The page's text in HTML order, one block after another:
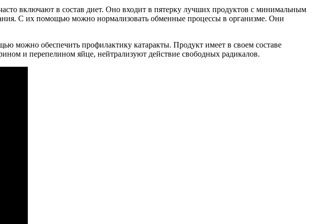
включают в состав диет. Оно входит в пятерку лучших продуктов с минимальным
С их помощью можно нормализовать обменные процессы в организме. Они
можно обеспечить профилактику катаракты. Продукт имеет в своем составе
и перепелином яйце, нейтрализуют действие свободных радикалов.